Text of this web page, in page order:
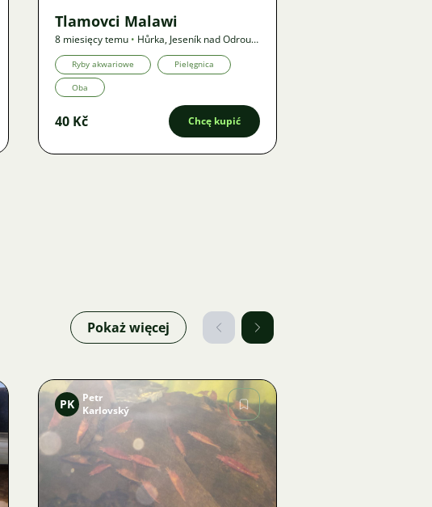
Tlamovci Malawi
8 miesięcy temu • Hůrka, Jeseník nad Odrou,?
km•Oferta
Ryby akwariowe Pielęgnica
Oba
40 Kč Chcę kupić
Pokaż więcej
Zdjęcie
PK
Petr
Karlovský